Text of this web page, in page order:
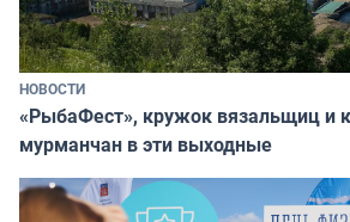
НОВОСТИ
«РыбаФест», кружок вязальщиц и
мурманчан в эти выходные